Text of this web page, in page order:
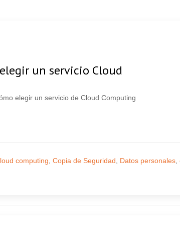
un servicio Cloud
elegir un servicio de Cloud Computing
computing Copia de Seguridad Datos personales